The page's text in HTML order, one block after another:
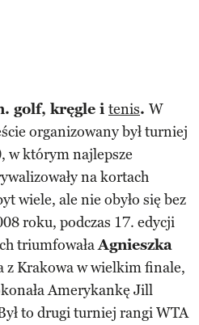
golf, kręgle i tenis. W
organizowany był turniej
w którym najlepsze
na kortach
wiele, ale nie obyło się bez
roku, podczas 17. edycji
triumfowałaAgnieszka
z Krakowa w wielkim finale,
Amerykankę Jill
to drugi turniej rangi WTA